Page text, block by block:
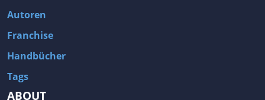
Autoren
Franchise
Handbücher
Tags
ABOUT